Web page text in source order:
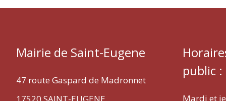
Mairie de Saint-Eugene
47 route Gaspard de Madronnet
public :
Mardi et